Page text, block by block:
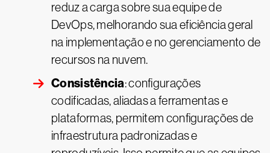
reduz a carga sobre sua equipe de
DevOps, melhorando sua eficiência geral
na implementação e no gerenciamento de
recursos na nuvem.
Consistência: configurações
codificadas, aliadas a ferramentas e
plataformas, permitem configurações de
infraestrutura padronizadas e